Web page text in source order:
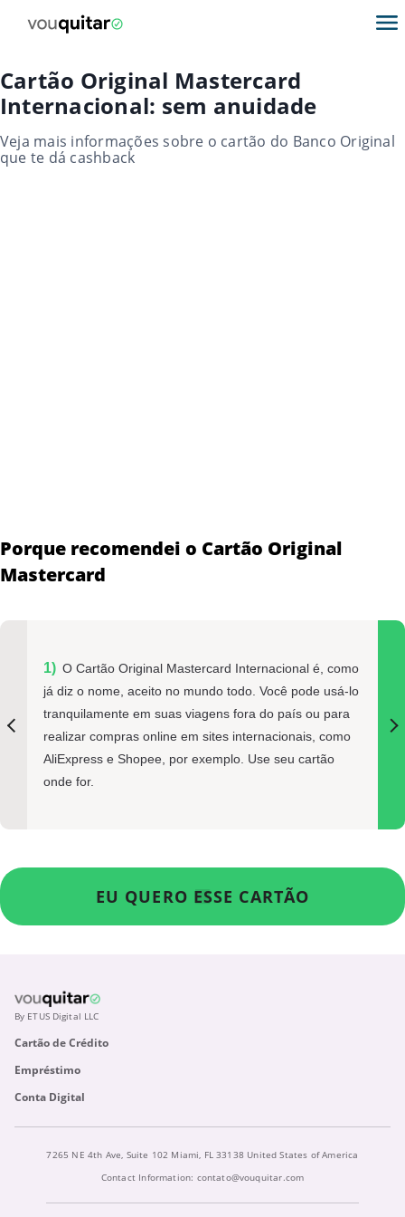
Cartão Original Mastercard
Internacional: sem anuidade
Veja mais informações sobre o cartão do Banco Original
que te dá cashback
Porque recomendei o Cartão Original
Mastercard
O Cartão Original Mastercard Internacional é, como
já diz o nome, aceito no mundo todo. Você pode usá-lo
tranquilamente em suas viagens fora do país ou para
realizar compras online em sites internacionais, como
AliExpress e Shopee, por exemplo. Use seu cartão
onde for.
EU QUERO ESSE CARTÃO
By ETUS Digital LLC
Cartão de Crédito
Empréstimo
Conta Digital
7265 NE 4th Ave, Suite 102 Miami, FL 33138 United States of America
Contact Information: contato@vouquitar.com